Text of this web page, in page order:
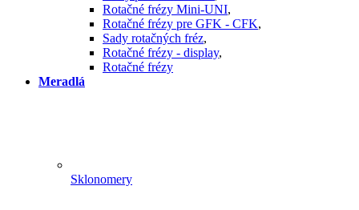
Rotačné frézy Mini-UNI,
Rotačné frézy pre GFK - CFK,
Sady rotačných fréz,
Rotačné frézy - display,
Rotačné frézy
Meradlá
Sklonomery